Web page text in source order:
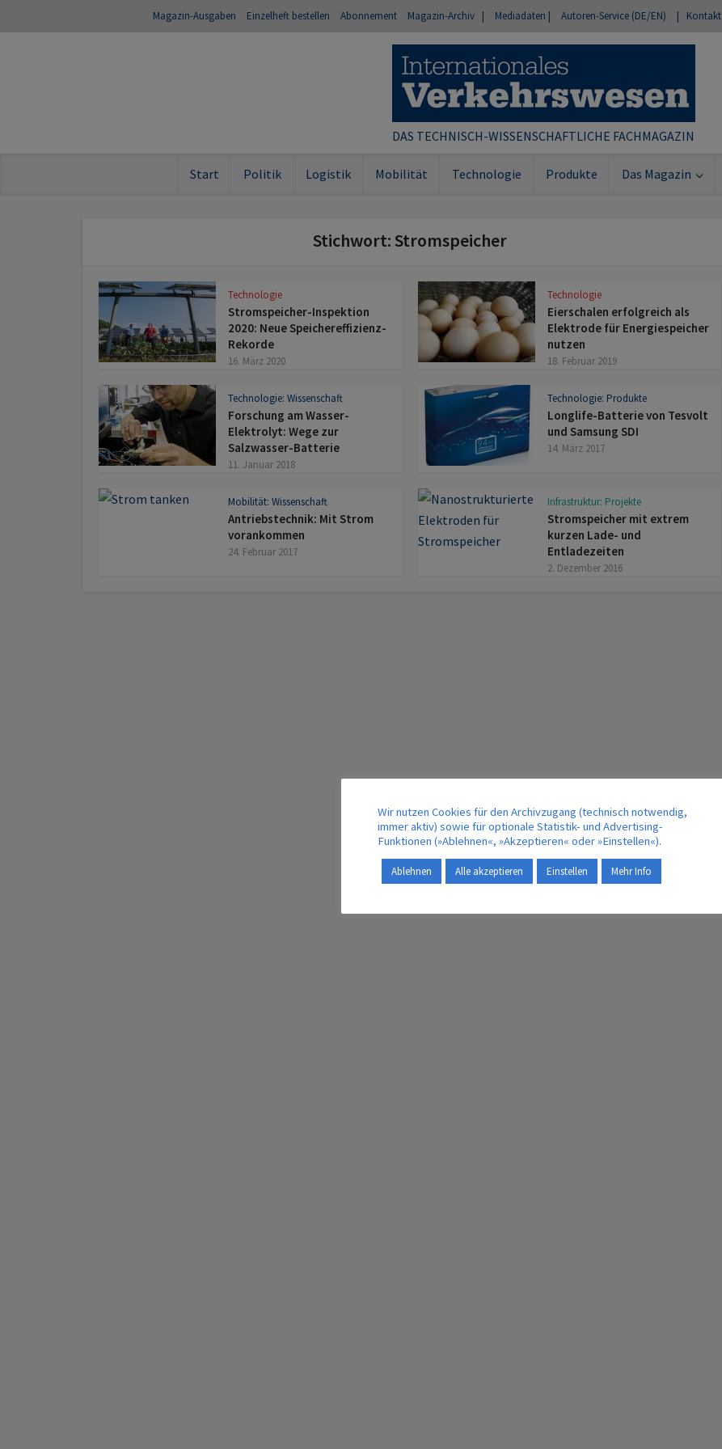
Magazin-Ausgaben Einzelheft bestellen Abonnement Magazin-Archiv | Mediadaten | Autoren-Service (DE/EN) | Kontakt
DAS TECHNISCH-WISSENSCHAFTLICHE FACHMAGAZIN
Start Politik Logistik Mobilität Technologie Produkte Das Magazin
Stichwort: Stromspeicher
Technologie
Stromspeicher-Inspektion
2020: Neue Speichereffizienz-
Rekorde
16. März 2020
Technologie
Eierschalen erfolgreich als
Elektrode für Energiespeicher
nutzen
18. Februar 2019
Technologie: Wissenschaft
Forschung am Wasser-
Elektrolyt: Wege zur
Salzwasser-Batterie
11. Januar 2018
Technologie: Produkte
Longlife-Batterie von Tesvolt
und Samsung SDI
14. März 2017
Mobilität: Wissenschaft
Antriebstechnik: Mit Strom
vorankommen
24. Februar 2017
Infrastruktur: Projekte
Stromspeicher mit extrem
kurzen Lade- und
Entladezeiten
2. Dezember 2016
Wir nutzen Cookies für den Archivzugang (technisch notwendig,
immer aktiv) sowie für optionale Statistik- und Advertising-
Funktionen (»Ablehnen«, »Akzeptieren« oder »Einstellen«).
Ablehnen Alle akzeptieren Einstellen Mehr Info